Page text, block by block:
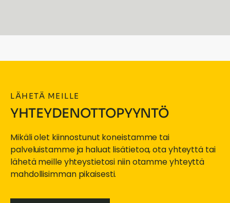
LÄHETÄ MEILLE
YHTEYDENOTTOPYYNTÖ
Mikäli olet kiinnostunut koneistamme tai
palveluistamme ja haluat lisätietoa, ota yhteyttä tai
lähetä meille yhteystietosi niin otamme yhteyttä
mahdollisimman pikaisesti.